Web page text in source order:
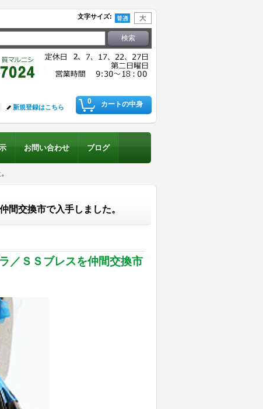
文字サイズ:
0 カートの中身
新規登録はこちら
お問い合わせ ブログ
間交換市で入手しました。
ＳＳブレスを仲間交換市